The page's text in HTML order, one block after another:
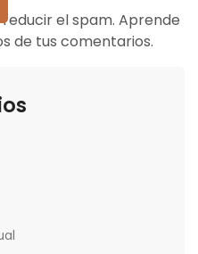
el spam. Aprende
de tus comentarios.